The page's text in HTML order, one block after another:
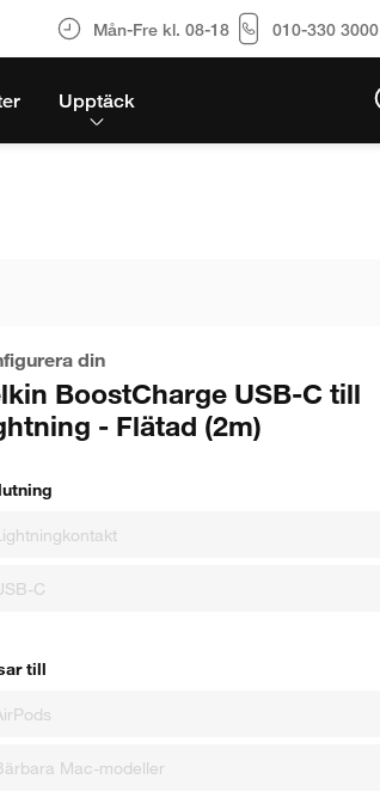
Mån-Fre kl. 08-18 010-330 3000
Upptäck
din
BoostCharge USB-C till
- Flätad (2m)
C
till
Mac-modeller